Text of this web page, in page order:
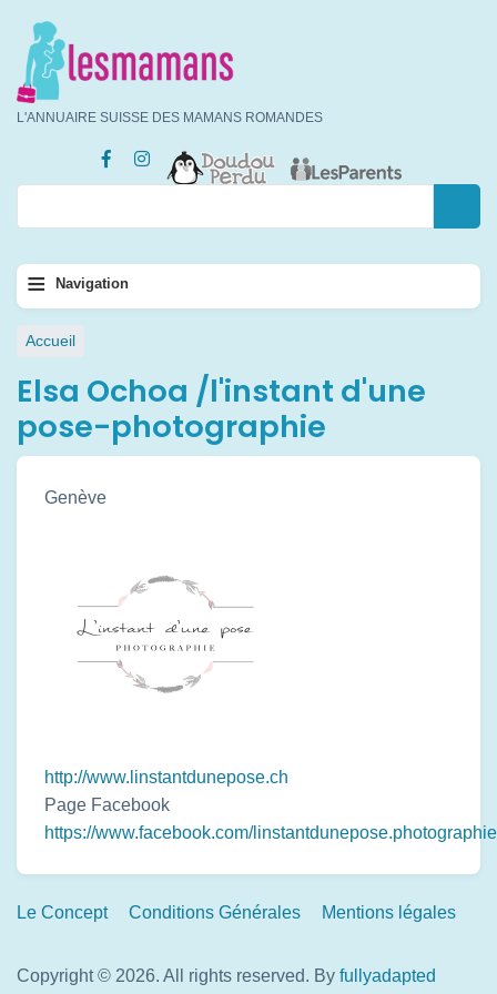
contenu
principal
L'ANNUAIRE SUISSE DES MAMANS ROMANDES
Rechercher
Navigation
principale
≡ Navigation
Fil
d'Ariane
Accueil
Elsa Ochoa /l'instant d'une
pose-photographie
Genève
http://www.linstantdunepose.ch
Page Facebook
https://www.facebook.com/
Footer
Le Concept Conditions Générales Mentions légales
Copyright © 2026. All rights reserved. By fullyadapted